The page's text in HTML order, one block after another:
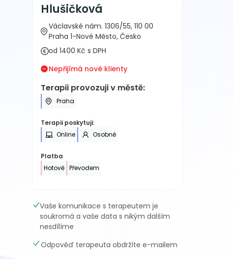
Hlušičková
Václavské nám. 1306/55, 110 00
Praha 1-Nové Město, Česko
od 1400 Kč s DPH
Nepřijímá nové klienty
Terapii provozuji v městě:
Praha
Terapii poskytuji:
Online
Osobně
Platba
Hotově
Převodem
Vaše komunikace s terapeutem je
soukromá a vaše data s nikým dalším
nesdílíme
Odpověď terapeuta obdržíte e-mailem